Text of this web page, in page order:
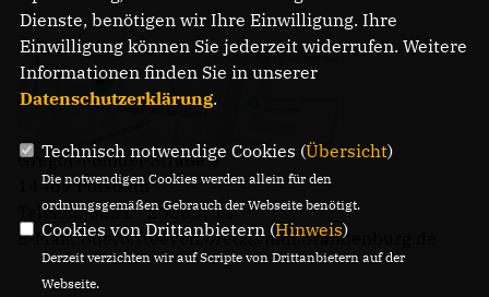
Gregor-Mendel-Straße 3
14469 Potsdam
Telefon: 0331 - 20085713
E-Mail: buero.steeven.bretz@mdl.brandenburg.de
Dienste, benötigen wir Ihre Einwilligung. Ihre
Einwilligung können Sie jederzeit widerrufen. Weitere
Informationen finden Sie in unserer
Datenschutzerklärung.
Technisch notwendige Cookies (Übersicht)
Die notwendigen Cookies werden allein für den
ordnungsgemäßen Gebrauch der Webseite benötigt.
Cookies von Drittanbietern (Hinweis)
Derzeit verzichten wir auf Scripte von Drittanbietern auf der
Webseite.